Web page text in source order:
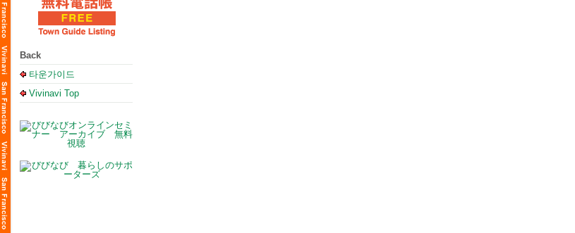
Back
타운가이드
Vivinavi Top